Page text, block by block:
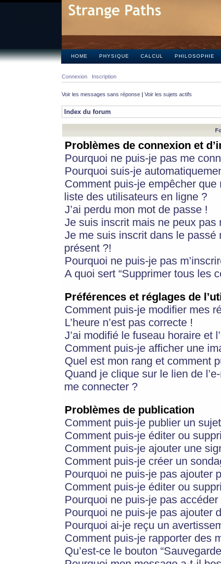
HOME PHYSIQUE CALCUL PHILOSOPHIE
Connexion Inscription
Voir les messages sans réponse | Voir les sujets actifs
Index du forum
Problèmes de connexion et
Pourquoi ne puis-je pas me
Pourquoi suis-je
Comment puis-je empêcher
liste des utilisateurs en ligne ?
J’ai perdu mon mot de passe !
Je suis inscrit mais ne peux pas
Je me suis inscrit dans le
présent ?!
Pourquoi ne puis-je pas
A quoi sert “Supprimer tous les
Préférences et réglages de
Comment puis-je modifier mes
L’heure n’est pas correcte !
J’ai modifié le fuseau horaire et
Comment puis-je afficher une
Quel est mon rang et comment
Quand je clique sur le lien de
me connecter ?
Problèmes de publication
Comment puis-je publier un
Comment puis-je éditer ou
Comment puis-je ajouter une
Comment puis-je créer un
Pourquoi ne puis-je pas ajouter
Comment puis-je éditer ou
Pourquoi ne puis-je pas
Pourquoi ne puis-je pas ajouter
Pourquoi ai-je reçu un
Comment puis-je rapporter des
Qu’est-ce le bouton